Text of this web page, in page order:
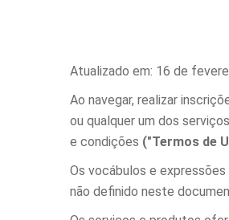
Atualizado em: 16 de
Ao navegar, realizar
ou qualquer um dos
e condições ("Termos de
Os vocábulos e
não definido neste